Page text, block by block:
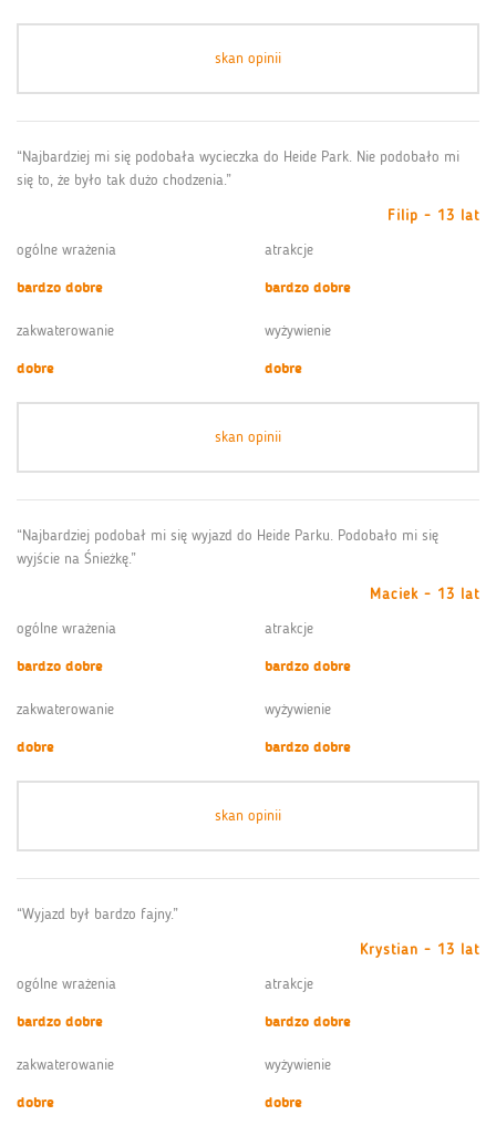
skan opinii
“Najbardziej mi się podobała wycieczka do Heide Park. Nie podobało mi
się to, że było tak dużo chodzenia.”
Filip - 13 lat
ogólne wrażenia
bardzo dobre
atrakcje
bardzo dobre
zakwaterowanie
dobre
wyżywienie
dobre
skan opinii
“Najbardziej podobał mi się wyjazd do Heide Parku. Podobało mi się
wyjście na Śnieżkę.”
Maciek - 13 lat
ogólne wrażenia
bardzo dobre
atrakcje
bardzo dobre
zakwaterowanie
dobre
wyżywienie
bardzo dobre
skan opinii
“Wyjazd był bardzo fajny.”
Krystian - 13 lat
ogólne wrażenia
bardzo dobre
atrakcje
bardzo dobre
zakwaterowanie
dobre
wyżywienie
dobre